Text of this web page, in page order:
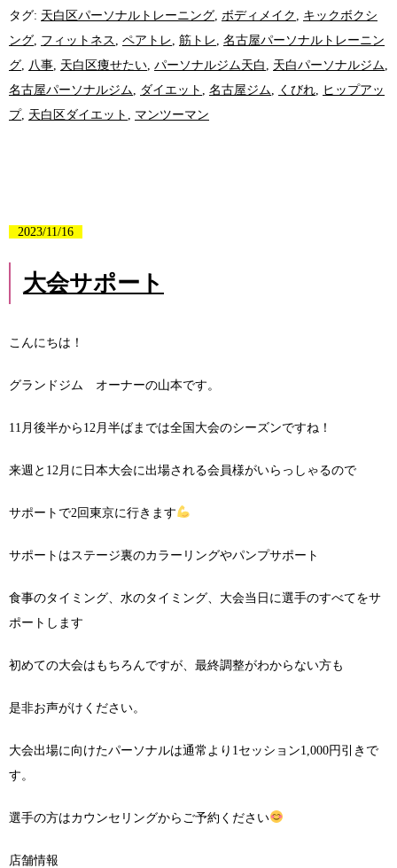
タグ: 天白区パーソナルトレーニング ボディメイク
キックボクシ
ング フィットネス ペアトレ 筋トレ 名古屋パーソナルトレーニン
グ
八事 天白区痩せたい パーソナルジム天白 天白パーソナルジム
名古屋パーソナルジム
ダイエット 名古屋ジム くびれ
ヒップアッ
プ, 天白区ダイエット マンツーマン
2023/11/16
大会サポート
こんにちは！
グランドジム オーナーの山本です。
11月後半から12月半ばまでは全国大会のシーズンですね！
来週と12月に日本大会に出場される会員様がいらっしゃるので
サポートで2回東京に行きます
サポートはステージ裏のカラーリングやパンプサポート
食事のタイミング、水のタイミング、大会当日に選手のすべてをサ
ポートします
初めての大会はもちろんですが、最終調整がわからない方も
是非お声がけください。
大会出場に向けたパーソナルは通常より1セッション1,000円引きで
す。
選手の方はカウンセリングからご予約ください
店舗情報